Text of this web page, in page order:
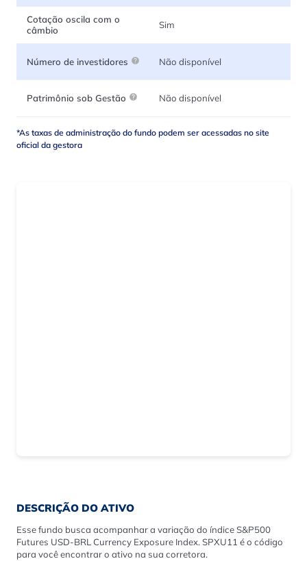
*As taxas de administração do fundo podem ser acessadas no site
oficial da gestora
Cotação oscila com o
câmbio
Sim
Número de investidores Não disponível
Patrimônio sob Gestão Não disponível
DESCRIÇÃO DO ATIVO
Esse fundo busca acompanhar a variação do índice S&P500
Futures USD-BRL Currency Exposure Index. SPXU11 é o código
para você encontrar o ativo na sua corretora.